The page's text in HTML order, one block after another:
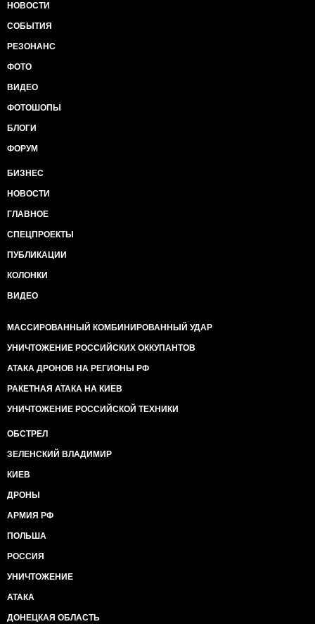
НОВОСТИ
СОБЫТИЯ
РЕЗОНАНС
ФОТО
ВИДЕО
ФОТОШОПЫ
БЛОГИ
ФОРУМ
БИЗНЕС
НОВОСТИ
ГЛАВНОЕ
СПЕЦПРОЕКТЫ
ПУБЛИКАЦИИ
КОЛОНКИ
ВИДЕО
МАССИРОВАННЫЙ КОМБИНИРОВАННЫЙ УДАР
УНИЧТОЖЕНИЕ РОССИЙСКИХ ОККУПАНТОВ
АТАКА ДРОНОВ НА РЕГИОНЫ РФ
РАКЕТНАЯ АТАКА НА КИЕВ
УНИЧТОЖЕНИЕ РОССИЙСКОЙ ТЕХНИКИ
ОБСТРЕЛ
ЗЕЛЕНСКИЙ ВЛАДИМИР
КИЕВ
ДРОНЫ
АРМИЯ РФ
ПОЛЬША
РОССИЯ
УНИЧТОЖЕНИЕ
АТАКА
ДОНЕЦКАЯ ОБЛАСТЬ